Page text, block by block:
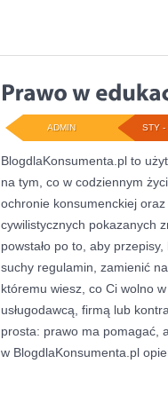
STY -
ADMIN
BlogdlaKonsumenta.pl to
na tym, co w codziennym
ochronie konsumenckiej
cywilistycznych pokazanych
powstało po to, aby
suchy regulamin, zamienić
któremu wiesz, co Ci wolno
usługodawcą, firmą lub
prosta: prawo ma pomagać,
w BlogdlaKonsumenta.pl